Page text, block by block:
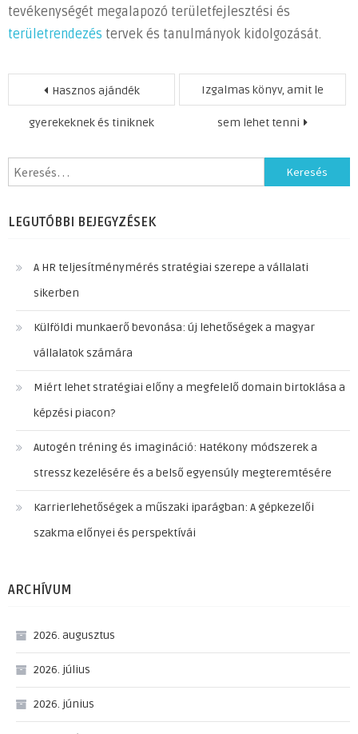
tevékenységét megalapozó területfejlesztési és
területrendezés tervek és tanulmányok kidolgozását.
Bejegyzés
navigáció
Hasznos ajándék
gyerekeknek és tiniknek
Izgalmas könyv, amit le
sem lehet tenni
Keresés:
LEGUTÓBBI BEJEGYZÉSEK
A HR teljesítménymérés stratégiai szerepe a vállalati
sikerben
Külföldi munkaerő bevonása: új lehetőségek a magyar
vállalatok számára
Miért lehet stratégiai előny a megfelelő domain birtoklása a
képzési piacon?
Autogén tréning és imagináció: Hatékony módszerek a
stressz kezelésére és a belső egyensúly megteremtésére
Karrierlehetőségek a műszaki iparágban: A gépkezelői
szakma előnyei és perspektívái
ARCHÍVUM
2026. augusztus
2026. július
2026. június